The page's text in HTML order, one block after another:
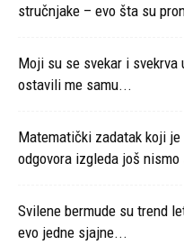
stručnjake – evo šta su
Moji su se svekar i
ostavili me samu...
Matematički zadatak koji
odgovora izgleda još
Svilene bermude su trend
evo jedne sjajne...